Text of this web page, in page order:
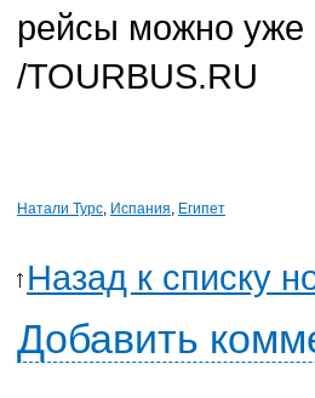
рейсы можно уже
/TOURBUS.RU
Натали Турс, Испания, Египет
Назад к списку
Добавить